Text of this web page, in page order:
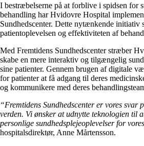
I bestræbelserne på at forblive i spidsen for
behandling har Hvidovre Hospital
Sundhedscenter. Dette nytænkende initiativ
patientoplevelsen og effektiviteten af
Med Fremtidens Sundhedscenter stræber
skabe en mere interaktiv og tilgængelig
sine patienter. Gennem brugen af digitale
for patienter at få adgang til deres
og kommunikere med deres
“Fremtidens Sundhedscenter er vores svar
verden. Vi ønsker at udnytte teknologien til
personlige sundhedsplejeoplevelser for
hospitalsdirektør, Anne Mårtensson.